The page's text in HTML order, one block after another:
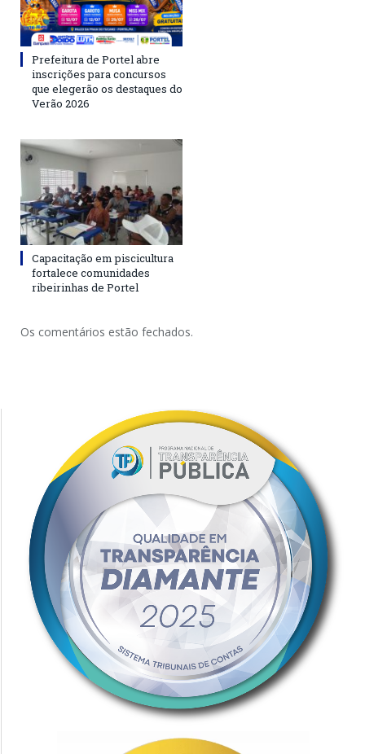
Prefeitura de Portel abre
inscrições para concursos
que elegerão os destaques do
Verão 2026
Capacitação em piscicultura
fortalece comunidades
ribeirinhas de Portel
Os comentários estão fechados.